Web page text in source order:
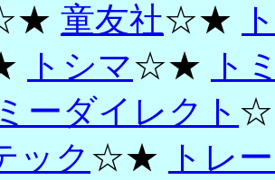
童友社☆★
トシマ☆★
ト
ーダイレクト
ック ☆★
トレ